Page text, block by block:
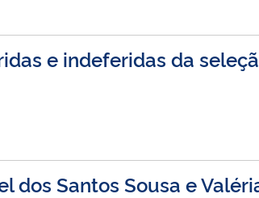
e indeferidas da
dos Santos Sousa e